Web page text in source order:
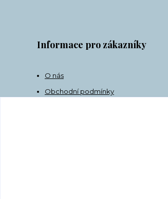
Informace pro zákazníky
O nás
Obchodní podmínky